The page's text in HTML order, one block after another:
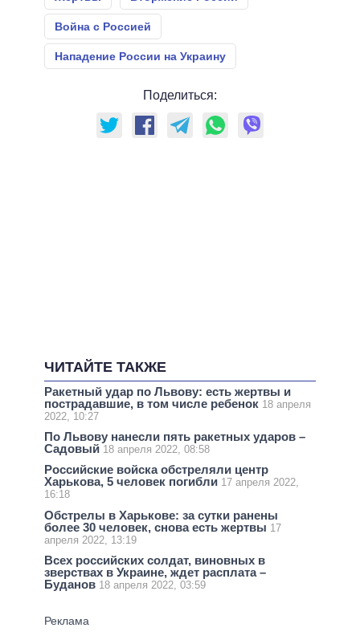
Война с Россией
Нападение России на Украину
Поделиться:
ЧИТАЙТЕ ТАКЖЕ
Ракетный удар по Львову: есть жертвы и
пострадавшие, в том числе ребенок 18 апреля
2022, 10:27
По Львову нанесли пять ракетных ударов –
Садовый 18 апреля 2022, 08:58
Российские войска обстреляли центр
Харькова, 5 человек погибли 17 апреля 2022,
16:18
Обстрелы в Харькове: за сутки ранены
более 30 человек, снова есть жертвы 17
апреля 2022, 13:19
Всех российских солдат, виновных в
зверствах в Украине, ждет расплата –
Буданов 18 апреля 2022, 03:59